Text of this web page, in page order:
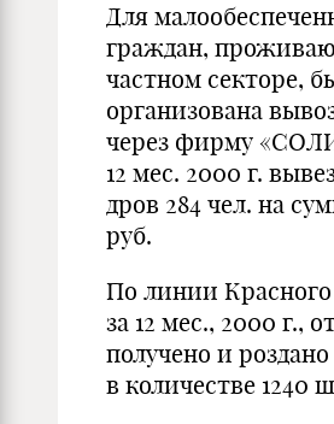
Для
граждан,
частном секторе,
организована
через фирму
12 мес. 2000 г.
дров 284 чел. на
руб.
По линии Красного
за 12 мес., 2000 г.,
получено и
в количестве 1240